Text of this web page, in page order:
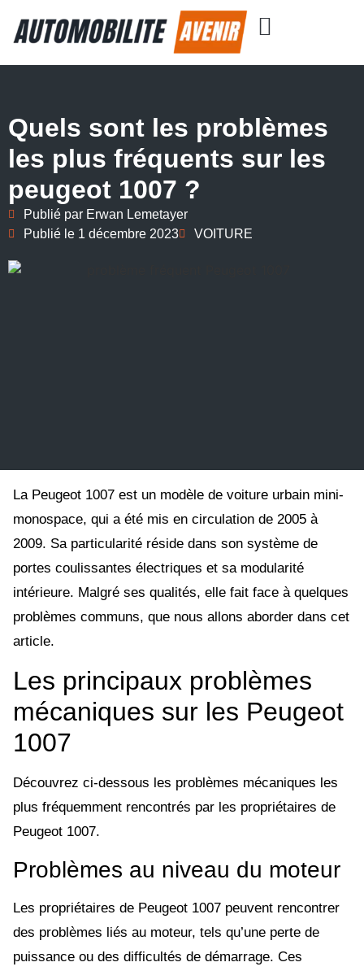
Quels sont les problèmes
les plus fréquents sur les
peugeot 1007 ?
Publié par Erwan Lemetayer
Publié le 1 décembre 2023 VOITURE
La Peugeot 1007 est un modèle de voiture urbain mini-
monospace, qui a été mis en circulation de 2005 à
2009. Sa particularité réside dans son système de
portes coulissantes électriques et sa modularité
intérieure. Malgré ses qualités, elle fait face à quelques
problèmes communs, que nous allons aborder dans cet
article.
Les principaux problèmes
mécaniques sur les Peugeot
1007
Découvrez ci-dessous les problèmes mécaniques les
plus fréquemment rencontrés par les propriétaires de
Peugeot 1007.
Problèmes au niveau du moteur
Les propriétaires de Peugeot 1007 peuvent rencontrer
des problèmes liés au moteur, tels qu’une perte de
puissance ou des difficultés de démarrage. Ces